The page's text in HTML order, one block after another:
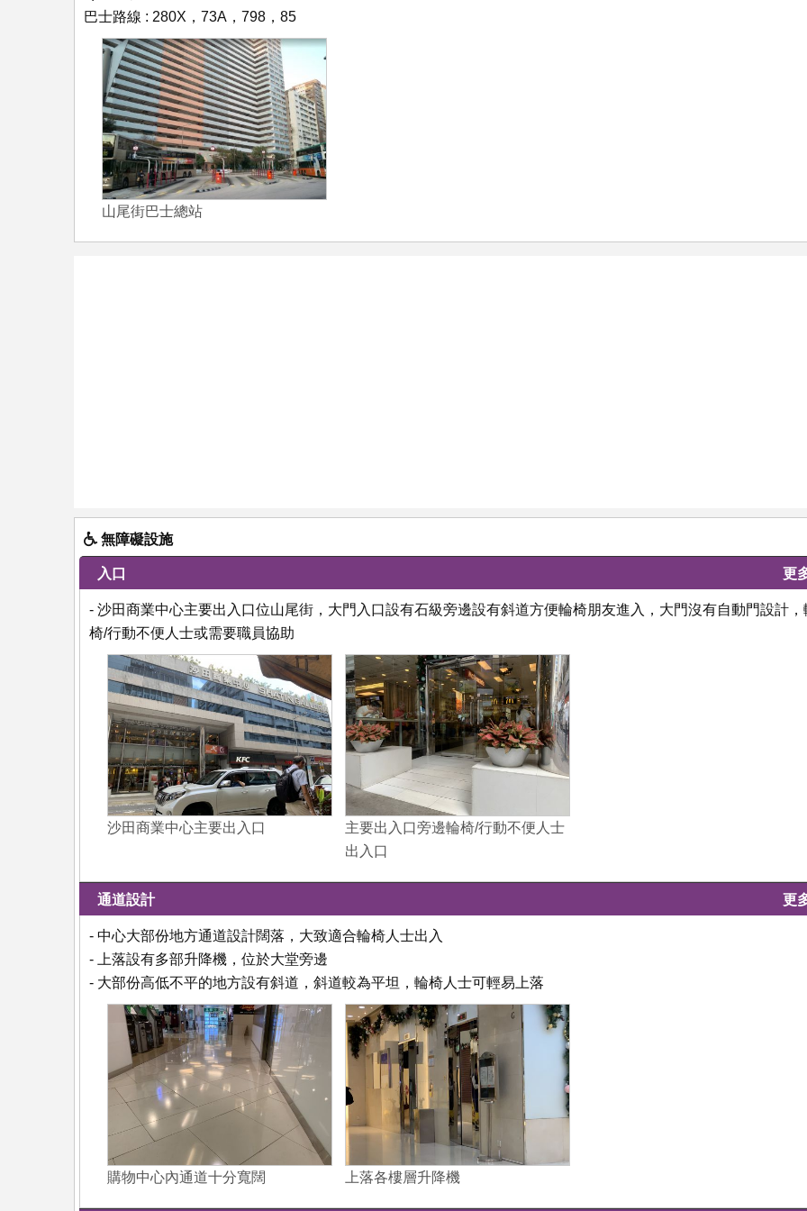
巴士路線 : 280X，73A，798，85
山尾街巴士總站
無障礙設施
入口 更
- 沙田商業中心主要出入口位山尾街，大門入口設有石級旁邊設有斜道方便輪椅朋友進入，大門沒有自動門設計，
椅/行動不便人士或需要職員協助
沙田商業中心主要出入口
主要出入口旁邊輪椅/行動不便人士
出入口
通道設計 更
- 中心大部份地方通道設計闊落，大致適合輪椅人士出入
- 上落設有多部升降機，位於大堂旁邊
- 大部份高低不平的地方設有斜道，斜道較為平坦，輪椅人士可輕易上落
購物中心內通道十分寬闊 上落各樓層升降機